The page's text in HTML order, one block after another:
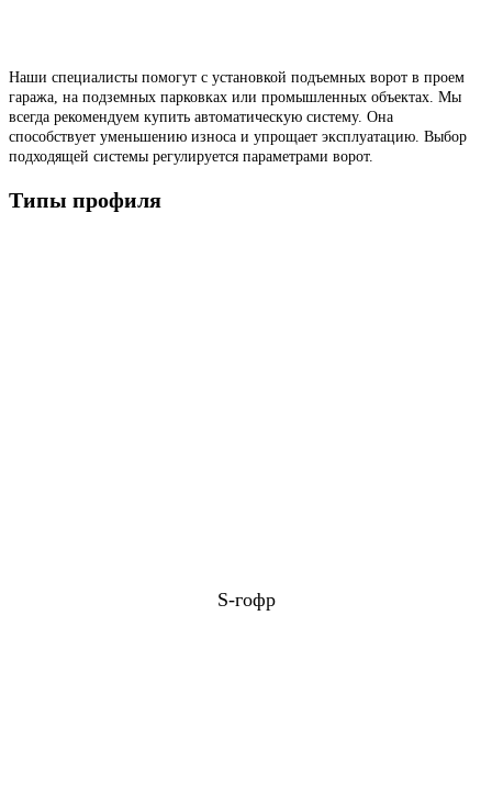
Наши специалисты помогут с установкой подъемных ворот в проем
гаража, на подземных парковках или промышленных объектах. Мы
всегда рекомендуем купить автоматическую систему. Она
способствует уменьшению износа и упрощает эксплуатацию. Выбор
подходящей системы регулируется параметрами ворот.
Типы профиля
S-гофр